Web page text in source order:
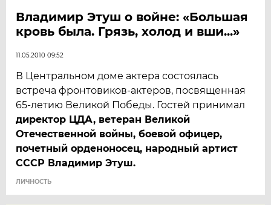
Владимир Этуш о войне: «Большая
кровь была. Грязь, холод и вши...»
11.05.2010 09:52
В Центральном доме актера состоялась
встреча фронтовиков-актеров, посвященная
65-летию Великой Победы. Гостей принимал
директор ЦДА, ветеран Великой
Отечественной войны, боевой офицер,
почетный орденоносец, народный артист
СССР Владимир Этуш.
ЛИЧНОСТЬ